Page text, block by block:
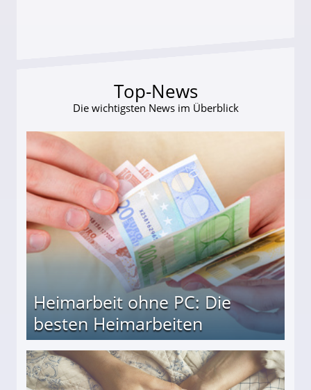
Top-News
Die wichtigsten News im Überblick
Heimarbeit ohne PC: Die
besten Heimarbeiten